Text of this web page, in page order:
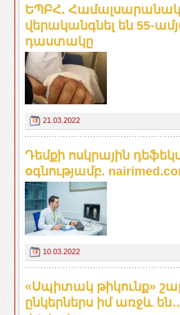
ԵՊԲՀ.
վերականգնել են 55-
դաստակը
21.03.2022
Դեմքի ոսկրային
օգնությամբ.
10.03.2022
«Սպիտակ թիկունք»
ընկերներս իմ առջև